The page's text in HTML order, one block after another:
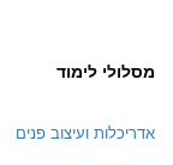
מסלולי לימוד
אדריכלות ועיצוב פנים